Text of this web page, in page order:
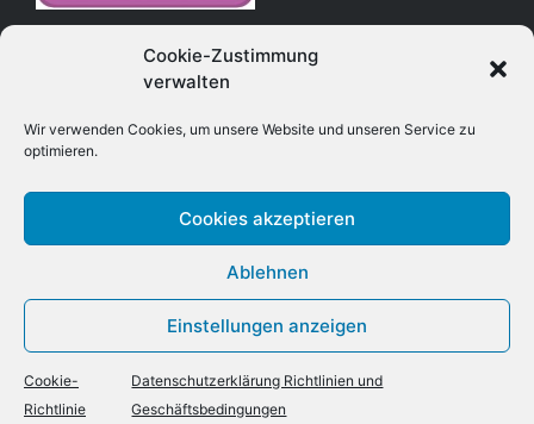
Cookie-Zustimmung
verwalten
Wir verwenden Cookies, um unsere Website und unseren Service zu
optimieren.
Cookies akzeptieren
Ablehnen
Einstellungen anzeigen
Cookie-
Richtlinie
Datenschutzerklärung Richtlinien und
Geschäftsbedingungen
Geschäftsbedingungen
Retouren
Adresse
Treboux Fahrzeug - Technik AG
3076 Worb
Kontakt
Telefon: +41 (0)33 221 98 44
Mobile +41 (0)79 403 8 403